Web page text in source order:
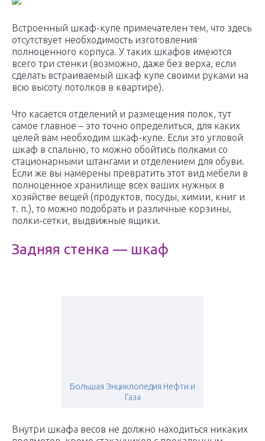
Встроенный шкаф-купе примечателен тем, что здесь
отсутствует необходимость изготовления
полноценного корпуса. У таких шкафов имеются
всего три стенки (возможно, даже без верха, если
сделать встраиваемый шкаф купе своими руками на
всю высоту потолков в квартире).
Что касается отделений и размещения полок, тут
самое главное – это точно определиться, для каких
целей вам необходим шкаф-купе. Если это угловой
шкаф в спальню, то можно обойтись полками со
стационарными штангами и отделением для обуви.
Если же вы намерены превратить этот вид мебели в
полноценное хранилище всех ваших нужных в
хозяйстве вещей (продуктов, посуды, химии, книг и
т. п.), то можно подобрать и различные корзины,
полки-сетки, выдвижные ящики.
Задняя стенка — шкаф
Большая Энциклопедия Нефти и
Газа
Внутри шкафа весов не должно находиться никаких